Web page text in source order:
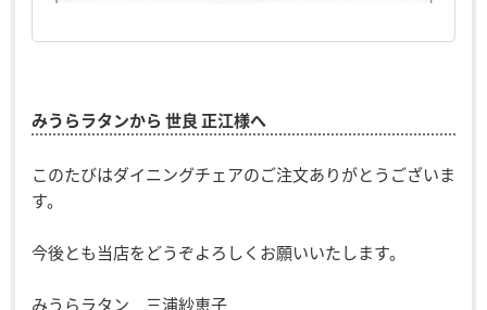
みうらラタンから 世良 正江様へ
このたびはダイニングチェアのご注文ありがとうございま
す。
今後とも当店をどうぞよろしくお願いいたします。
みうらラタン 三浦紗恵子